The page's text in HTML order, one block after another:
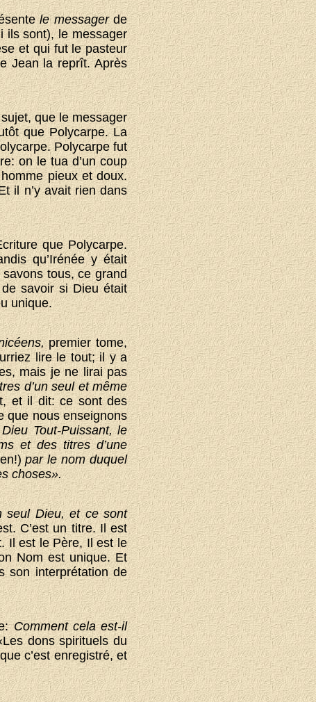
le messagerde
ils sont), le messager
et qui fut le pasteur
Jean la reprît. Après
que le messager
que Polycarpe. La
Polycarpe fut
on le tua d’un coup
pieux et doux.
il n’y avait rien dans
que Polycarpe.
qu’Irénée y était
tous, ce grand
savoir si Dieu était
unique.
premier tome,
lire le tout; il y a
mais je ne lirai pas
d’un seul et même
et il dit: ce sont des
que nous enseignons
Tout-Puissant, le
et des titres d’une
par le nom duquel
choses».
seul Dieu, et ce sont
C’est un titre. Il est
Il est le Père, Il est le
Nom est unique. Et
son interprétation de
Comment cela est-il
dons spirituels du
c’est enregistré, et